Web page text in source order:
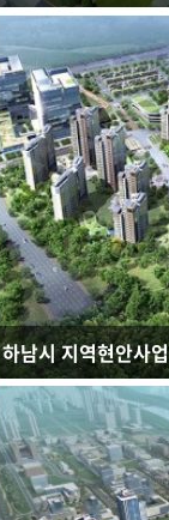
건축용도 :
하남시 지역현안사